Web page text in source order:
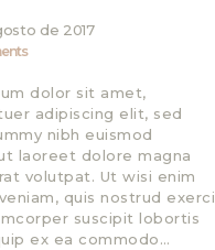
PRODUCTOS
CONTACTO
de 2017
dolor sit amet,
adipiscing elit, sed
nibh euismod
laoreet dolore magna
volutpat. Ut wisi enim
quis nostrud exerci
suscipit lobortis
ex ea commodo…